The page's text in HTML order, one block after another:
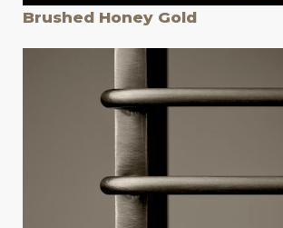
Brushed Honey Gold